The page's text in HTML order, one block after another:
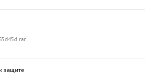
защите